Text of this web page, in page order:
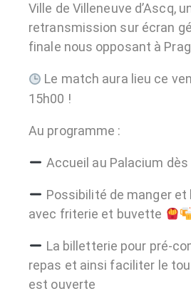
Ville de Villeneuve d’Ascq,
retransmission sur écran
finale nous opposant à
Le match aura lieu ce
15h00 !
Au programme :
Accueil au Palacium dès
Possibilité de manger et
avec friterie et buvette
La billetterie pour pré-
repas et ainsi faciliter le
est ouverte